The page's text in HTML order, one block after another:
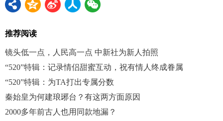
推荐阅读
镜头低一点，人民高一点 中新社为新人拍照
“520”特辑：记录情侣甜蜜互动，祝有情人终成眷属
“520”特辑：为TA打出专属分数
秦始皇为何建琅琊台？有这两方面原因
2000多年前古人也用同款地漏？